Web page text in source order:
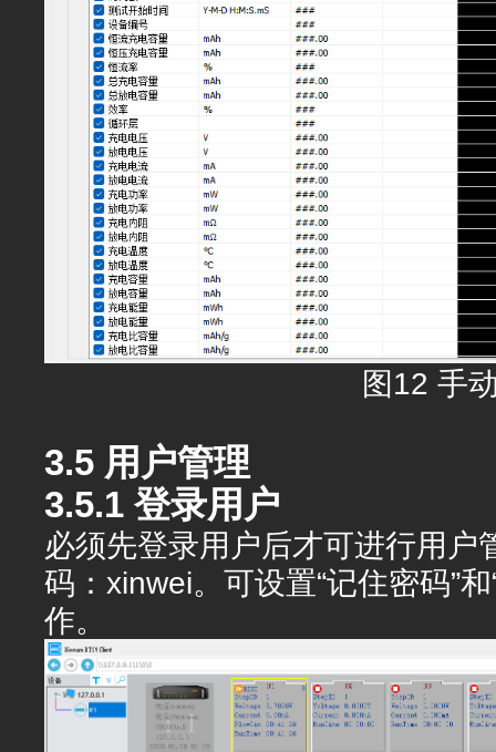
图12 手
3.5 用户管理
3.5.1 登录用户
必须先登录用户后才可进行用
码：xinwei。可设置“记住密码”
作。